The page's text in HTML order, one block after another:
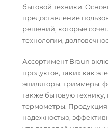
бытовой техники.
предоставление
решений, которые
технологии,
Ассортимент Braun
продуктов, таких как
эпиляторы, триммеры,
также бытовую
термометры.
надежностью,